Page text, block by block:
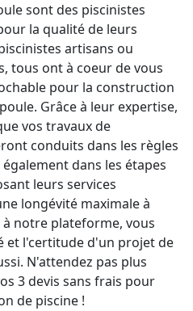
sont des piscinistes
la qualité de leurs
artisans ou
tous ont à coeur de vous
pour la construction
Grâce à leur expertise,
vos travaux de
conduits dans les règles
dans les étapes
leurs services
longévité maximale à
notre plateforme, vous
et l'certitude d'un projet de
N'attendez pas plus
3 devis sans frais pour
de piscine !